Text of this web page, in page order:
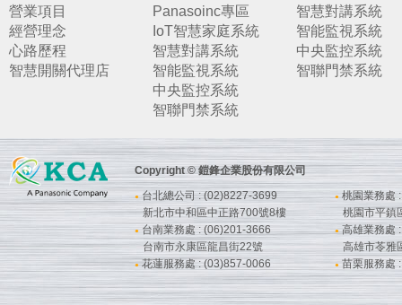
營業項目
經營理念
心路歷程
智慧開關代理店
Panasoinc專區
IoT智慧家庭系統
智慧對講系統
智能監視系統
中央監控系統
智聯門禁系統
智慧對講系統
智能監視系統
中央監控系統
智聯門禁系統
Copyright © 鎧鋒企業股份有限公司
●台北總公司 : (02)8227-3699
新北市中和區中正路700號8樓
● 桃園業務處
桃園市平鎮
● 台南業務處 : (06)201-3666
台南市永康區龍昌街22號
●高雄業務處
高雄市苓雅
●花蓮服務處 : (03)857-0066 ● 苗栗服務處